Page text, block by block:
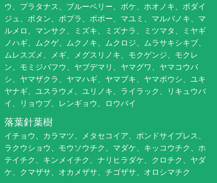
ウ、プラタナス、ブルーベリー、ボケ、ホオノキ、ボダイ
ジュ、ボタン、ポプラ、ポポー、マユミ、マルバノキ、マ
ルメロ、マンサク、ミズキ、ミズナラ、ミツマタ、ミヤギ
ノハギ、ムクゲ、ムクノキ、ムクロジ、ムラサキシキブ、
ムレスズメ、メギ、メグスリノキ、モクゲンジ、モクレ
ン、モミジバフウ、ヤブデマリ、ヤマグワ、ヤマコウバ
シ、ヤマザクラ、ヤマハギ、ヤマブキ、ヤマボウシ、ユキ
ヤナギ、ユスラウメ、ユリノキ、ライラック、リキュウバ
イ、リョウブ、レンギョウ、ロウバイ
落葉針葉樹
イチョウ、カラマツ、メタセコイア、ポンドサイプレス、
ラクウショウ、モウソウチク、マダケ、キッコウチク、ホ
テイチク、キンメイチク、ナリヒラダケ、クロチク、ヤダ
ケ、クマザサ、オカメザサ、チゴザサ、オロシマチク